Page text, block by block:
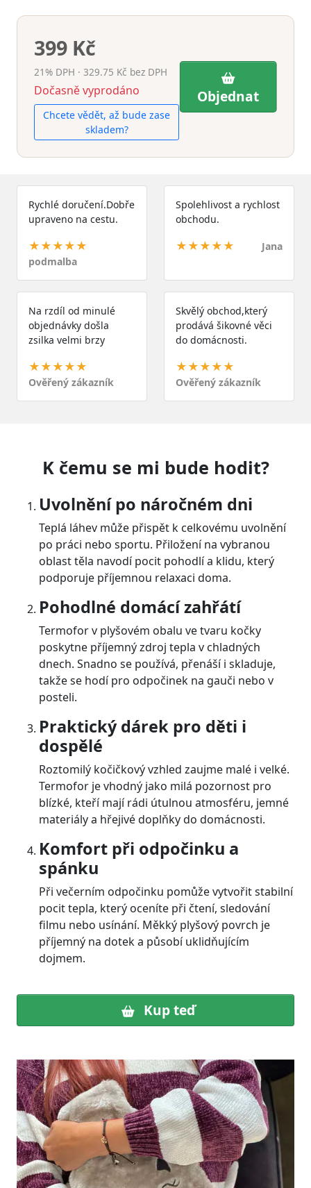
399 Kč
21% DPH · 329.75 Kč bez DPH
Dočasně vyprodáno
Chcete vědět, až bude zase
skladem?
Objednat
Rychlé doručení.Dobře
upraveno na cestu.
★★★★★
podmalba
Spolehlivost a rychlost
obchodu.
★★★★★ Jana
Na rzdíl od minulé
objednávky došla
zsilka velmi brzy
★★★★★
Ověřený zákazník
Skvělý obchod,který
prodává šikovné věci
do domácnosti.
★★★★★
Ověřený zákazník
K čemu se mi bude hodit?
Uvolnění po náročném dni
Teplá láhev může přispět k celkovému uvolnění
po práci nebo sportu. Přiložení na vybranou
oblast těla navodí pocit pohodlí a klidu, který
podporuje příjemnou relaxaci doma.
Pohodlné domácí zahřátí
Termofor v plyšovém obalu ve tvaru kočky
poskytne příjemný zdroj tepla v chladných
dnech. Snadno se používá, přenáší i skladuje,
takže se hodí pro odpočinek na gauči nebo v
posteli.
Praktický dárek pro děti i
dospělé
Roztomilý kočičkový vzhled zaujme malé i velké.
Termofor je vhodný jako milá pozornost pro
blízké, kteří mají rádi útulnou atmosféru, jemné
materiály a hřejivé doplňky do domácnosti.
Komfort při odpočinku a
spánku
Při večerním odpočinku pomůže vytvořit stabilní
pocit tepla, který oceníte při čtení, sledování
filmu nebo usínání. Měkký plyšový povrch je
příjemný na dotek a působí uklidňujícím
dojmem.
Kup teď